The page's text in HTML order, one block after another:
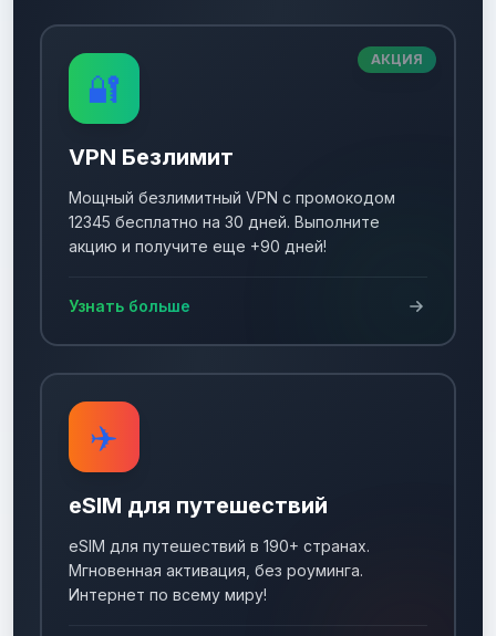
АКЦИЯ
🔐
VPN Безлимит
Мощный безлимитный VPN с промокодом
12345 бесплатно на 30 дней. Выполните
акцию и получите еще +90 дней!
Узнать больше
✈️
eSIM для путешествий
eSIM для путешествий в 190+ странах.
Мгновенная активация, без роуминга.
Интернет по всему миру!